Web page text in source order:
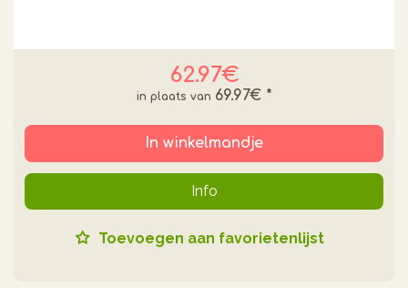
62.97€
69.97€ *
In winkelmandje
Info
Toevoegen aan favorietenlijst